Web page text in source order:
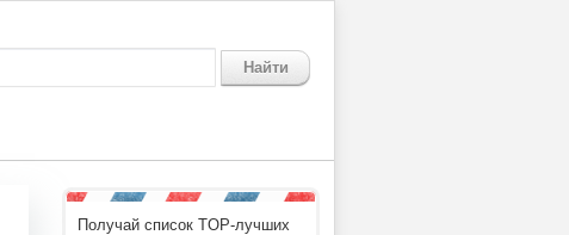
Найти
Получай список TOP-лучших